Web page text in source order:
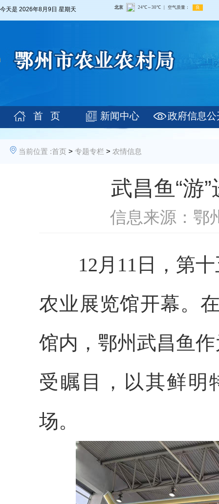
今天是 2026年8月9日 星期天
首 页 新闻中心 政府信息公
当前位置 :首页 > 专题专栏 > 农情信息
武昌鱼“游
信息来源：鄂
12月11日，第十
农业展览馆开幕。
馆内，鄂州武昌鱼
受瞩目，以其鲜明
场。